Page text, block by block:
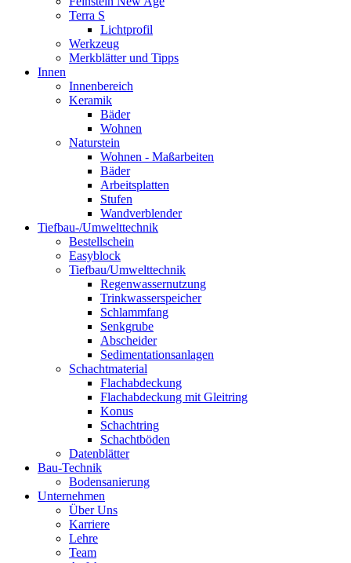
Terra S
Lichtprofil
Werkzeug
Merkblätter und Tipps
Innen
Innenbereich
Keramik
Bäder
Wohnen
Naturstein
Wohnen - Maßarbeiten
Bäder
Arbeitsplatten
Stufen
Wandverblender
Tiefbau-/Umwelttechnik
Bestellschein
Easyblock
Tiefbau/Umwelttechnik
Regenwassernutzung
Trinkwasserspeicher
Schlammfang
Senkgrube
Abscheider
Sedimentationsanlagen
Schachtmaterial
Flachabdeckung
Flachabdeckung mit Gleitring
Konus
Schachtring
Schachtböden
Datenblätter
Bau-Technik
Bodensanierung
Unternehmen
Über Uns
Karriere
Lehre
Team